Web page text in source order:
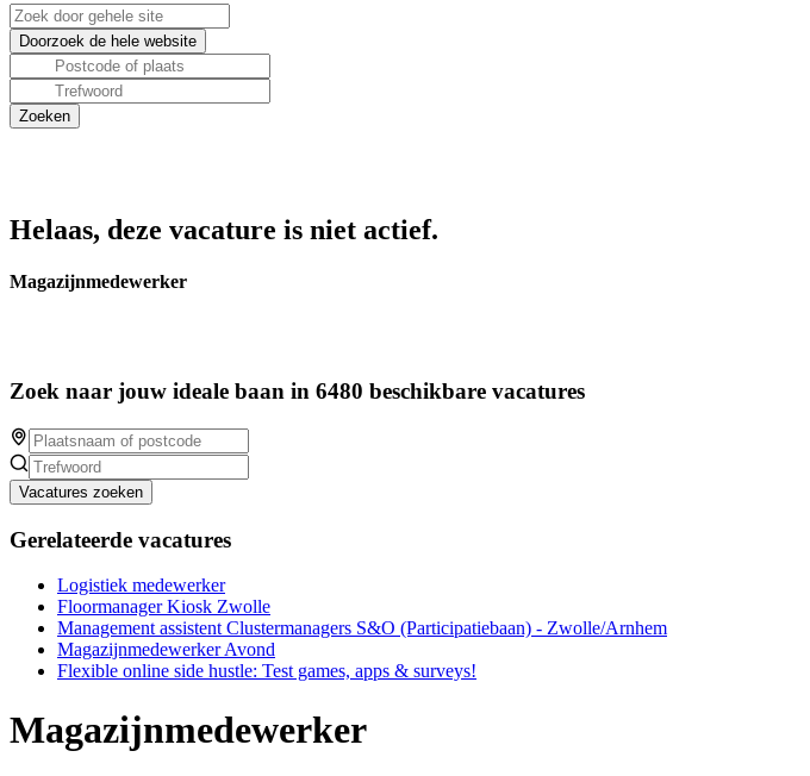
Helaas, deze vacature is niet actief.
Magazijnmedewerker
Zoek naar jouw ideale baan in 6480 beschikbare vacatures
Vacatures zoeken
Gerelateerde vacatures
Logistiek medewerker
Floormanager Kiosk Zwolle
Management assistent Clustermanagers S&O (Participatiebaan) - Zwolle/Arnhem
Magazijnmedewerker Avond
Flexible online side hustle: Test games, apps & surveys!
Magazijnmedewerker